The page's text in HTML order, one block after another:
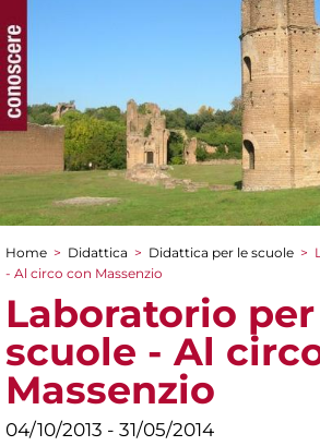
Tu sei qui
Home > Didattica > Didattica per le scuole >
- Al circo con Massenzio
Laboratorio
scuole - Al
Massenzio
04/10/2013 - 31/05/2014